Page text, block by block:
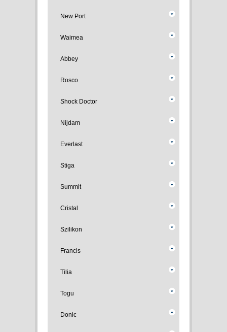
New Port
Waimea
Abbey
Rosco
Shock Doctor
Nijdam
Everlast
Stiga
Summit
Cristal
Szilikon
Francis
Tilia
Togu
Donic